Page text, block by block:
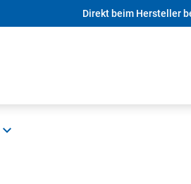
Direkt beim Hersteller